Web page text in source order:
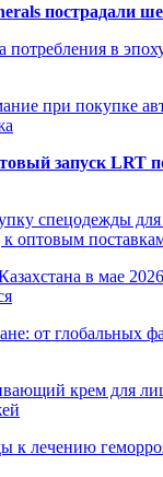
пострадали
потребления в
при покупке
запуск LRT
спецодежды
к оптовым
в мае
от глобальных
крем для
к лечению